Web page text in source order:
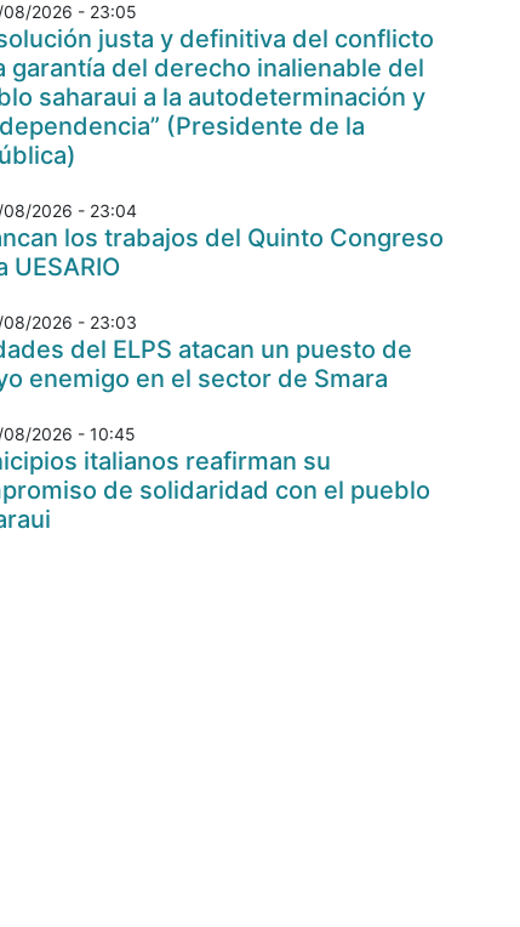
2026 - 23:05
justa y definitiva del conflicto
garantía del derecho inalienable del
saharaui a la autodeterminación y
(Presidente de la
2026 - 23:04
los trabajos del Quinto Congreso
UESARIO
2026 - 23:03
del ELPS atacan un puesto de
enemigo en el sector de Smara
2026 - 10:45
italianos reafirman su
de solidaridad con el pueblo